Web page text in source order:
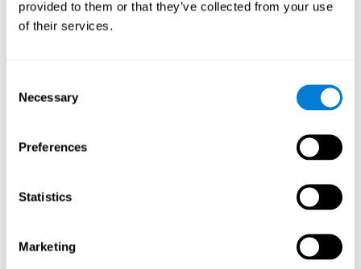
provided to them or that they’ve collected from your use
of their services.
Selection
Necessary
Preferences
Statistics
Marketing
152.
Edwards, J. D., Vance, D. E., Wadley, V. G., Cissell, G. M., Roenker,
view test scores as administered by personal computer. Journal
of clinical and experimental neuropsychology, 27(5), 529-543.
Memoria di lavoro, memoria a breve termine fonologica,
Cimermanová D, Flesher I (2013), el Entrenamiento Cognitivo
Personalizado en el Trastorno Unipolar y Bipolar: un estudio del